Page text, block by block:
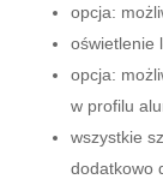
opcja:
oświetlenie
opcja:
w profilu
wszystkie
dodatkowo